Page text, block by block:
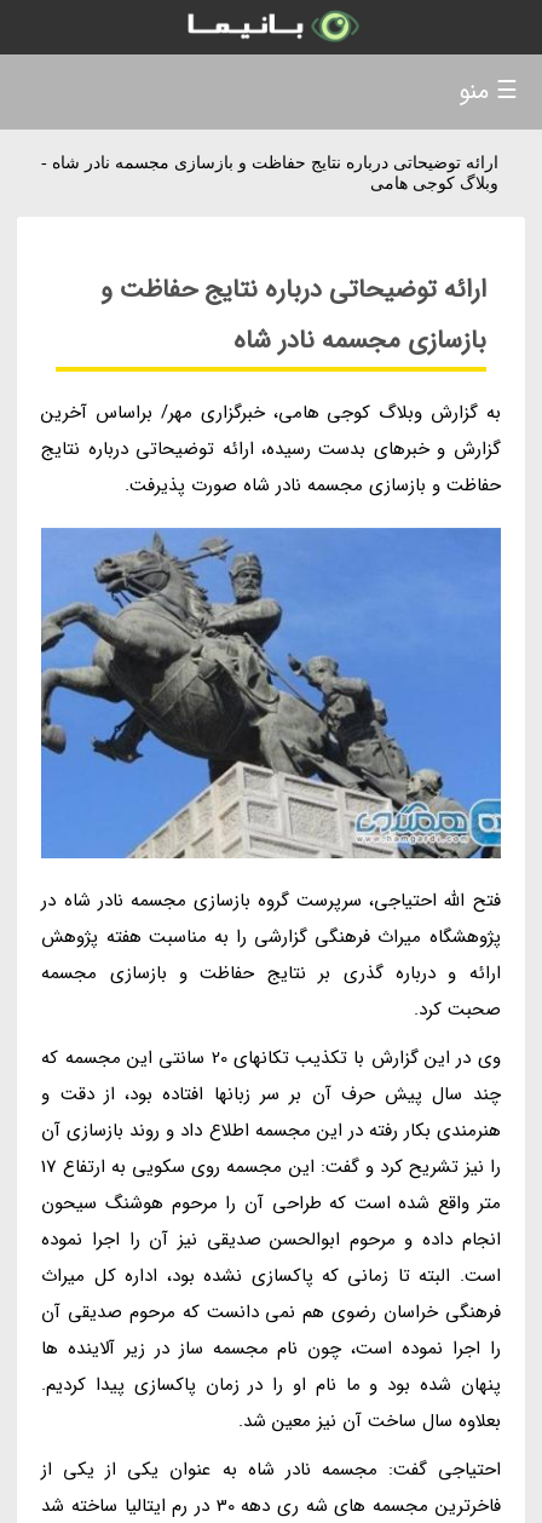
ارائه توضیحاتی درباره نتایج حفاظت و بازسازی مجسمه نادر شاه -
وبلاگ کوجی هامی
ارائه توضیحاتی درباره نتایج حفاظت و
بازسازی مجسمه نادر شاه
به گزارش وبلاگ کوجی هامی، خبرگزاری مهر/ براساس آخرین
گزارش و خبرهای بدست رسیده، ارائه توضیحاتی درباره نتایج
حفاظت و بازسازی مجسمه نادر شاه صورت پذیرفت.
فتح الله احتیاجی، سرپرست گروه بازسازی مجسمه نادر شاه در
پژوهشگاه میراث فرهنگی گزارشی را به مناسبت هفته پژوهش
ارائه و درباره گذری بر نتایج حفاظت و بازسازی مجسمه
صحبت کرد.
وی در این گزارش با تکذیب تکانهای 20 سانتی این مجسمه که
چند سال پیش حرف آن بر سر زبانها افتاده بود، از دقت و
هنرمندی بکار رفته در این مجسمه اطلاع داد و روند بازسازی آن
را نیز تشریح کرد و گفت: این مجسمه روی سکویی به ارتفاع 17
متر واقع شده است که طراحی آن را مرحوم هوشنگ سیحون
انجام داده و مرحوم ابوالحسن صدیقی نیز آن را اجرا نموده
است. البته تا زمانی که پاکسازی نشده بود، اداره کل میراث
فرهنگی خراسان رضوی هم نمی دانست که مرحوم صدیقی آن
را اجرا نموده است، چون نام مجسمه ساز در زیر آلاینده ها
پنهان شده بود و ما نام او را در زمان پاکسازی پیدا کردیم.
بعلاوه سال ساخت آن نیز معین شد.
احتیاجی گفت: مجسمه نادر شاه به عنوان یکی از یکی از
فاخرترین مجسمه های شه ری دهه 30 در رم ایتالیا ساخته شد
☰ منو